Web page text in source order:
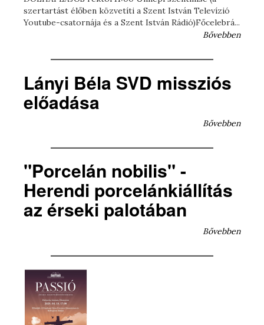
szertartást élőben közvetíti a Szent István Televízió
Youtube-csatornája és a Szent István Rádió)Főcelebrá...
Bővebben
Lányi Béla SVD missziós
előadása
Bővebben
"Porcelán nobilis" -
Herendi porcelánkiállítás
az érseki palotában
Bővebben